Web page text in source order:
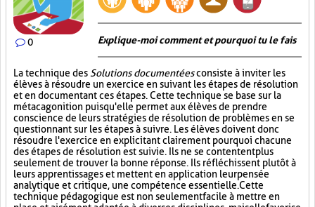
0 Explique-moi comment et pourquoi tu le fais
La technique des Solutions documentéesconsiste à inviter les
élèves à résoudre un exercice en suivant les étapes de résolution
et en documentant ces étapes. Cette technique se base sur la
métacagonition puisqu'elle permet aux élèves de prendre
conscience de leurs stratégies de résolution de problèmes en se
questionnant sur les étapes à suivre. Les élèves doivent donc
résoudre l'exercice en explicitant clairement pourquoi chacune
des étapes de résolution est suivie. Ils ne se contentent plus
seulement de trouver la bonne réponse. Ils réfléchissent plutôt à
leurs apprentissages et mettent en application leur pensée
analytique et critique, une compétence essentielle. Cette
technique pédagogique est non seulement facile à mettre en